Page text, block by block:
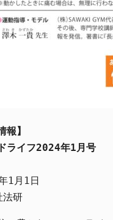
報】
ライフ2024年1月号
1月1日
法研